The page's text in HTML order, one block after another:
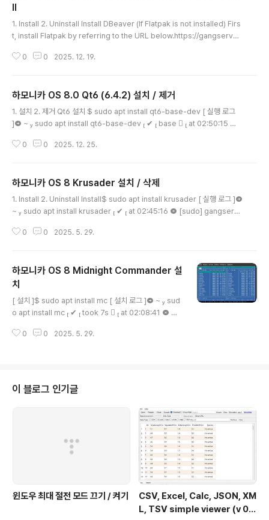
ll
1. Install 2. Uninstall Install DBeaver (If Flatpak is not installed) Firs
t, install Flatpak by referring to the URL below.https://gangserver.
r.DBeaverCommunity [ Execution log ]  ~  flatpak install flathub
0 0 2025. 12. 19.
하모니카 OS 8.0 Qt6 (6.4.2) 설치 / 제거
1. 설치 2. 제거 Qt6 설치 $ sudo apt install qt6-base-dev [ 실행 로그
] ~  sudo apt install qt6-base-dev  ✔  base   at 02:50:15 
정보를 읽는 중입니다... 완료 다음의 추가 패키지가 설치될 것입니다 : libqt6o
제안하는 패키지: cmake다음 새 패키지를 설치할 것입니다: ..
0 0 2025. 12. 25.
하모니카 OS 8 Krusader 설치 / 삭제
1. Install 2. Uninstall Install$ sudo apt install krusader [ 실행 로그 ]
~  sudo apt install krusader  ✔  at 02:45:16  [sudo] gangserv
완료상태 정보를 읽는 중입니다... 완료 다음의 추가 패키지가 설치될 것입니다 :
0 0 2025. 5. 29.
하모니카 OS 8 Midnight Commander 설
치
[ 설치 ]$ sudo apt install mc [ 설치 로그 ] ~  sud
o apt install mc  ✔  took 7s   at 02:08:41  패
입니다... 완료상태 정보를 읽는 중입니다... 완료 다음의 추
thon python-boto python-tz unar wimtools다음
새 패키지를 설치할 것입니다: mc mc-da..
0 0 2025. 5. 29.
이 블로그 인기글
윈도우 최대 절전 모드 끄기 / 켜기
CSV, Excel, Calc, JSON, XM
L, TSV simple viewer (v 0.